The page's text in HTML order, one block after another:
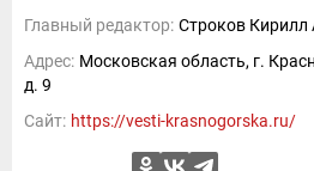
Главный редактор: Строков Кирилл
Адрес: Московская область, г.
д. 9
Сайт: https://vesti-krasnogorska.ru/